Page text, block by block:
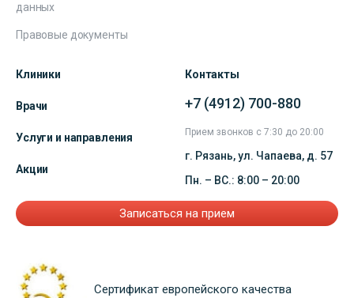
данных
Правовые документы
Клиники
Врачи
Услуги и направления
Акции
Контакты
+7 (4912) 700-880
Прием звонков с 7:30 до 20:00
г. Рязань, ул. Чапаева, д. 57
Пн. – ВС.: 8:00 – 20:00
Записаться на прием
Сертификат европейского качества